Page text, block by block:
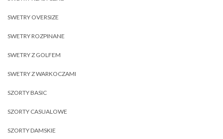
SWETRY OVERSIZE
SWETRY ROZPINANE
SWETRY Z GOLFEM
SWETRY Z WARKOCZAMI
SZORTY BASIC
SZORTY CASUALOWE
SZORTY DAMSKIE